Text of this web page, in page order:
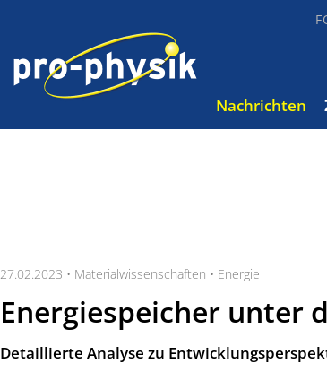
Nachrichten
27.02.2023 • Materialwissenschaften • Energie
Energiespeicher unter
Detaillierte Analyse zu